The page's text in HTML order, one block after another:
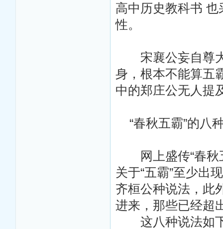
高中历史教科书
性。
宋襄公妄自尊大
身，根本不能算五
中的郑庄公无人提
“春秋五霸”的八
网上盛传“春秋
关于“五霸”至少出
齐桓公种说法，此
进来，那些已经超
这八种说法如